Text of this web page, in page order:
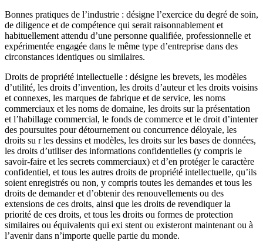
Bonnes pratiques de l’industrie : désigne l’exercice du degré de soin,
de diligence et de compétence qui serait raisonnablement et
habituellement attendu d’une personne qualifiée, professionnelle et
expérimentée engagée dans le même type d’entreprise dans des
circonstances identiques ou similaires.
Droits de propriété intellectuelle : désigne les brevets, les modèles
d’utilité, les droits d’invention, les droits d’auteur et les droits voisins
et connexes, les marques de fabrique et de service, les noms
commerciaux et les noms de domaine, les droits sur la présentation
et l’habillage commercial, le fonds de commerce et le droit d’intenter
des poursuites pour détournement ou concurrence déloyale, les
droits su r les dessins et modèles, les droits sur les bases de données,
les droits d’utiliser des informations confidentielles (y compris le
savoir-faire et les secrets commerciaux) et d’en protéger le caractère
confidentiel, et tous les autres droits de propriété intellectuelle, qu’ils
soient enregistrés ou non, y compris toutes les demandes et tous les
droits de demander et d’obtenir des renouvellements ou des
extensions de ces droits, ainsi que les droits de revendiquer la
priorité de ces droits, et tous les droits ou formes de protection
similaires ou équivalents qui exi stent ou existeront maintenant ou à
l’avenir dans n’importe quelle partie du monde.